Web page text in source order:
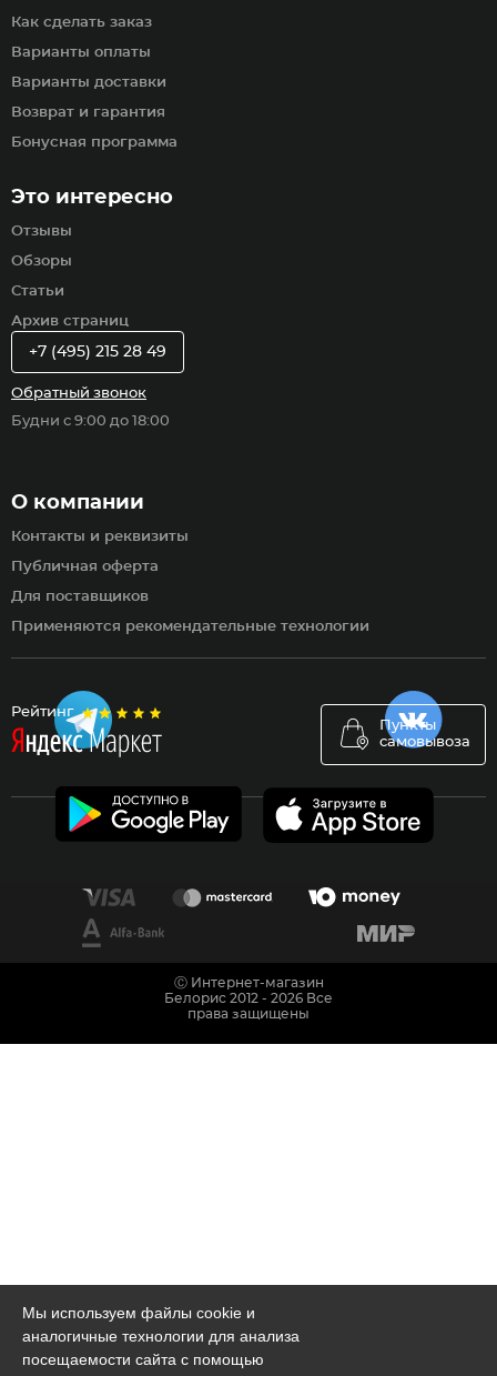
Рейтинг
Пункты
самовывоза
Как сделать заказ
Варианты оплаты
Варианты доставки
Возврат и гарантия
Бонусная программа
Это интересно
Отзывы
Обзоры
Статьи
Архив страниц
О компании
Контакты и реквизиты
Публичная оферта
Для поставщиков
Применяются рекомендательные технологии
+7 (495) 215 28 49
Обратный звонок
Будни с 9:00 до 18:00
Мы используем файлы cookie и
аналогичные технологии для анализа
посещаемости сайта с помощью
Ⓒ Интернет-магазин
Белорис 2012 - 2026 Все
права защищены